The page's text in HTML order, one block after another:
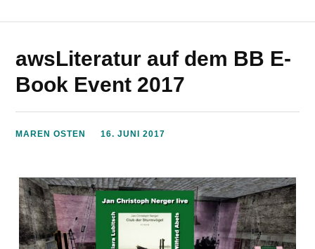
awsLiteratur auf dem BB E-
Book Event 2017
MAREN OSTEN 16. JUNI 2017